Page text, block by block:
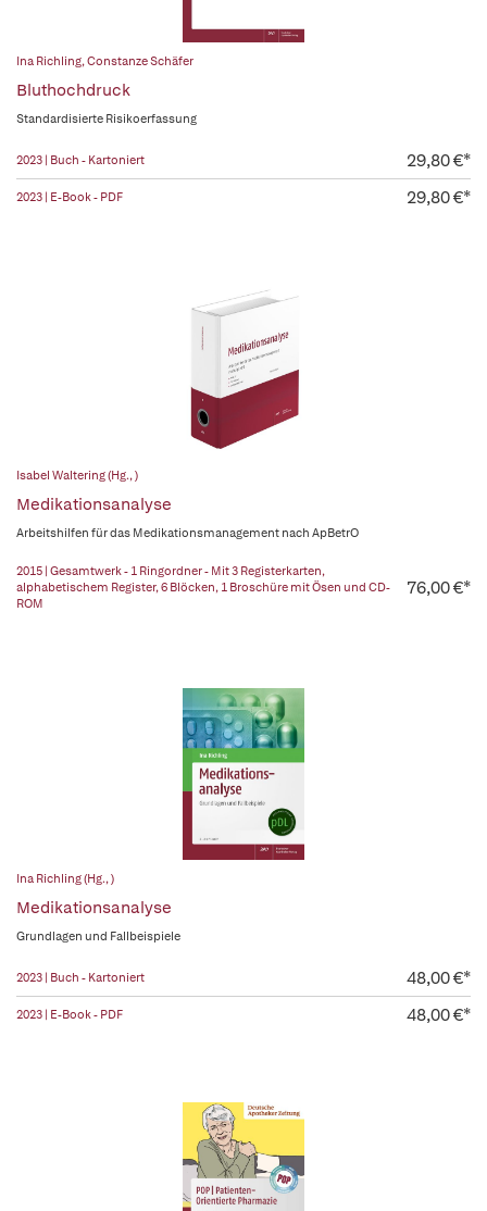
Ina Richling,Constanze Schäfer
Bluthochdruck
Standardisierte Risikoerfassung
2023 | Buch - Kartoniert 29,80 €*
2023 | E-Book - PDF 29,80 €*
Isabel Waltering (Hg., )
Medikationsanalyse
Arbeitshilfen für das Medikationsmanagement nach ApBetrO
2015 | Gesamtwerk - 1 Ringordner - Mit 3 Registerkarten,
alphabetischem Register, 6 Blöcken, 1 Broschüre mit Ösen und CD-
ROM
76,00 €*
Ina Richling (Hg., )
Medikationsanalyse
Grundlagen und Fallbeispiele
2023 | Buch - Kartoniert 48,00 €*
2023 | E-Book - PDF 48,00 €*